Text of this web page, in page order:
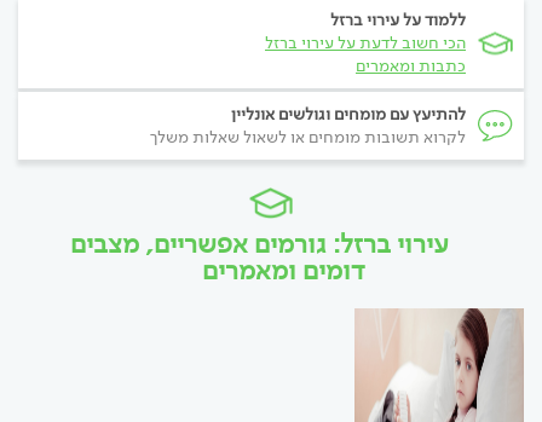
ללמוד על עירוי ברזל
הכי חשוב לדעת על עירוי ברזל
כתבות ומאמרים
להתיעץ עם מומחים וגולשים אונליין
לקרוא תשובות מומחים או לשאול שאלות משלך
עירוי ברזל: גורמים אפשריים, מצבים
דומים ומאמרים